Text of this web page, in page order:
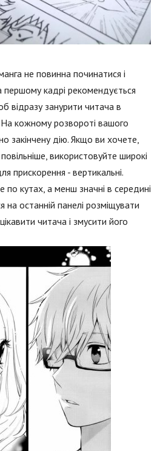
не повинна починатися і
першому кадрі рекомендується
відразу занурити читача в
На кожному розвороті вашого
закінчену дію. Якщо ви хочете,
використовуйте широкі
прискорення - вертикальні.
по кутах, а менш значні в середині
на останній панелі розміщувати
читача і змусити його